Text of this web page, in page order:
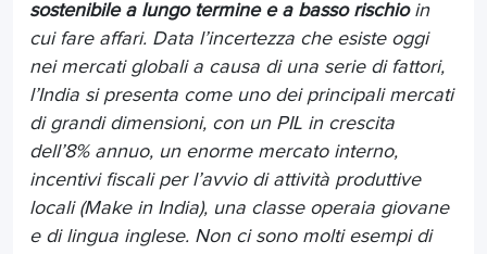
sostenibile a lungo termine e a basso rischioin
cui fare affari. Data l’incertezza che esiste oggi
nei mercati globali a causa di una serie di fattori,
l’India si presenta come uno dei principali mercati
di grandi dimensioni, con un PIL in crescita
dell’8% annuo, un enorme mercato interno,
incentivi fiscali per l’avvio di attività produttive
locali (Make in India), una classe operaia giovane
e di lingua inglese. Non ci sono molti esempi di